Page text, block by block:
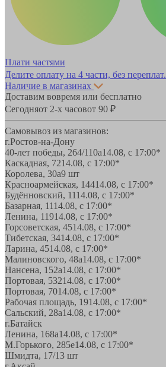
Плати частями
Делите оплату на 4 части, без переплат.
Наличие в магазинах
Доставим вовремя или бесплатно
Сегодняот 2-х часовот 90 ₽
Самовывоз из магазинов:
г.Ростов-на-Дону
40-лет победы, 264/110а14.08, с 17:00*
Каскадная, 7214.08, с 17:00*
Королева, 30а9 шт
Красноармейская, 14414.08, с 17:00*
Будённовский, 1114.08, с 17:00*
Базарная, 1114.08, с 17:00*
Ленина, 11914.08, с 17:00*
Горсоветская, 4514.08, с 17:00*
Тибетская, 3414.08, с 17:00*
Ларина, 4514.08, с 17:00*
Малиновского, 48а14.08, с 17:00*
Нансена, 152а14.08, с 17:00*
Портовая, 53214.08, с 17:00*
Портовая, 7014.08, с 17:00*
Рабочая площадь, 1914.08, с 17:00*
Сальский, 28a14.08, с 17:00*
г.Батайск
Ленина, 168а14.08, с 17:00*
М.Горького, 285е14.08, с 17:00*
Шмидта, 17/13 шт